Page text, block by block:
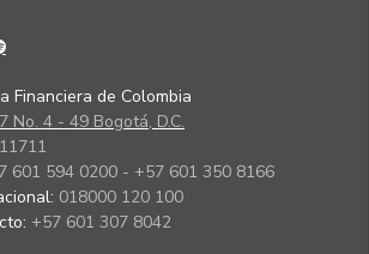
Financiera de Colombia
No. 4 - 49 Bogotá, D.C.
601 594 0200 - +57 601 350 8166
018000 120 100
+57 601 307 8042